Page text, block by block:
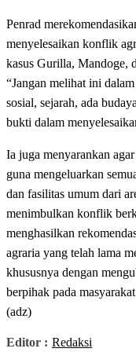
Penrad
menyelesaikan konflik
kasus Gurilla, Mandoge,
“Jangan melihat ini
sosial, sejarah, ada
bukti dalam
Ia juga menyarankan
guna mengeluarkan
dan fasilitas umum dari
menimbulkan konflik
menghasilkan
agraria yang telah lama
khususnya dengan
berpihak pada
(adz)
Editor : Redaksi